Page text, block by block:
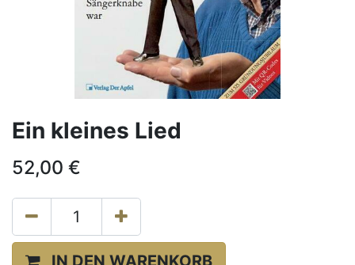
Ein kleines Lied
52,00 €
IN DEN WARENKORB